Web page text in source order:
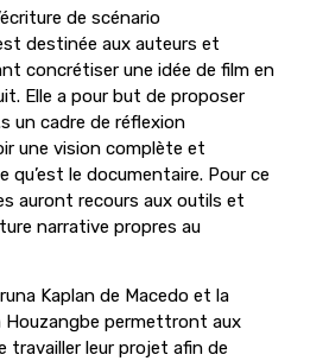
de scénario
destinée aux auteurs et
concrétiser une idée de film en
Elle a pour but de proposer
un cadre de réflexion
une vision complète et
qu’est le documentaire. Pour ce
auront recours aux outils et
narrative propres au
Kaplan de Macedo et la
Houzangbe permettront aux
travailler leur projet afin de